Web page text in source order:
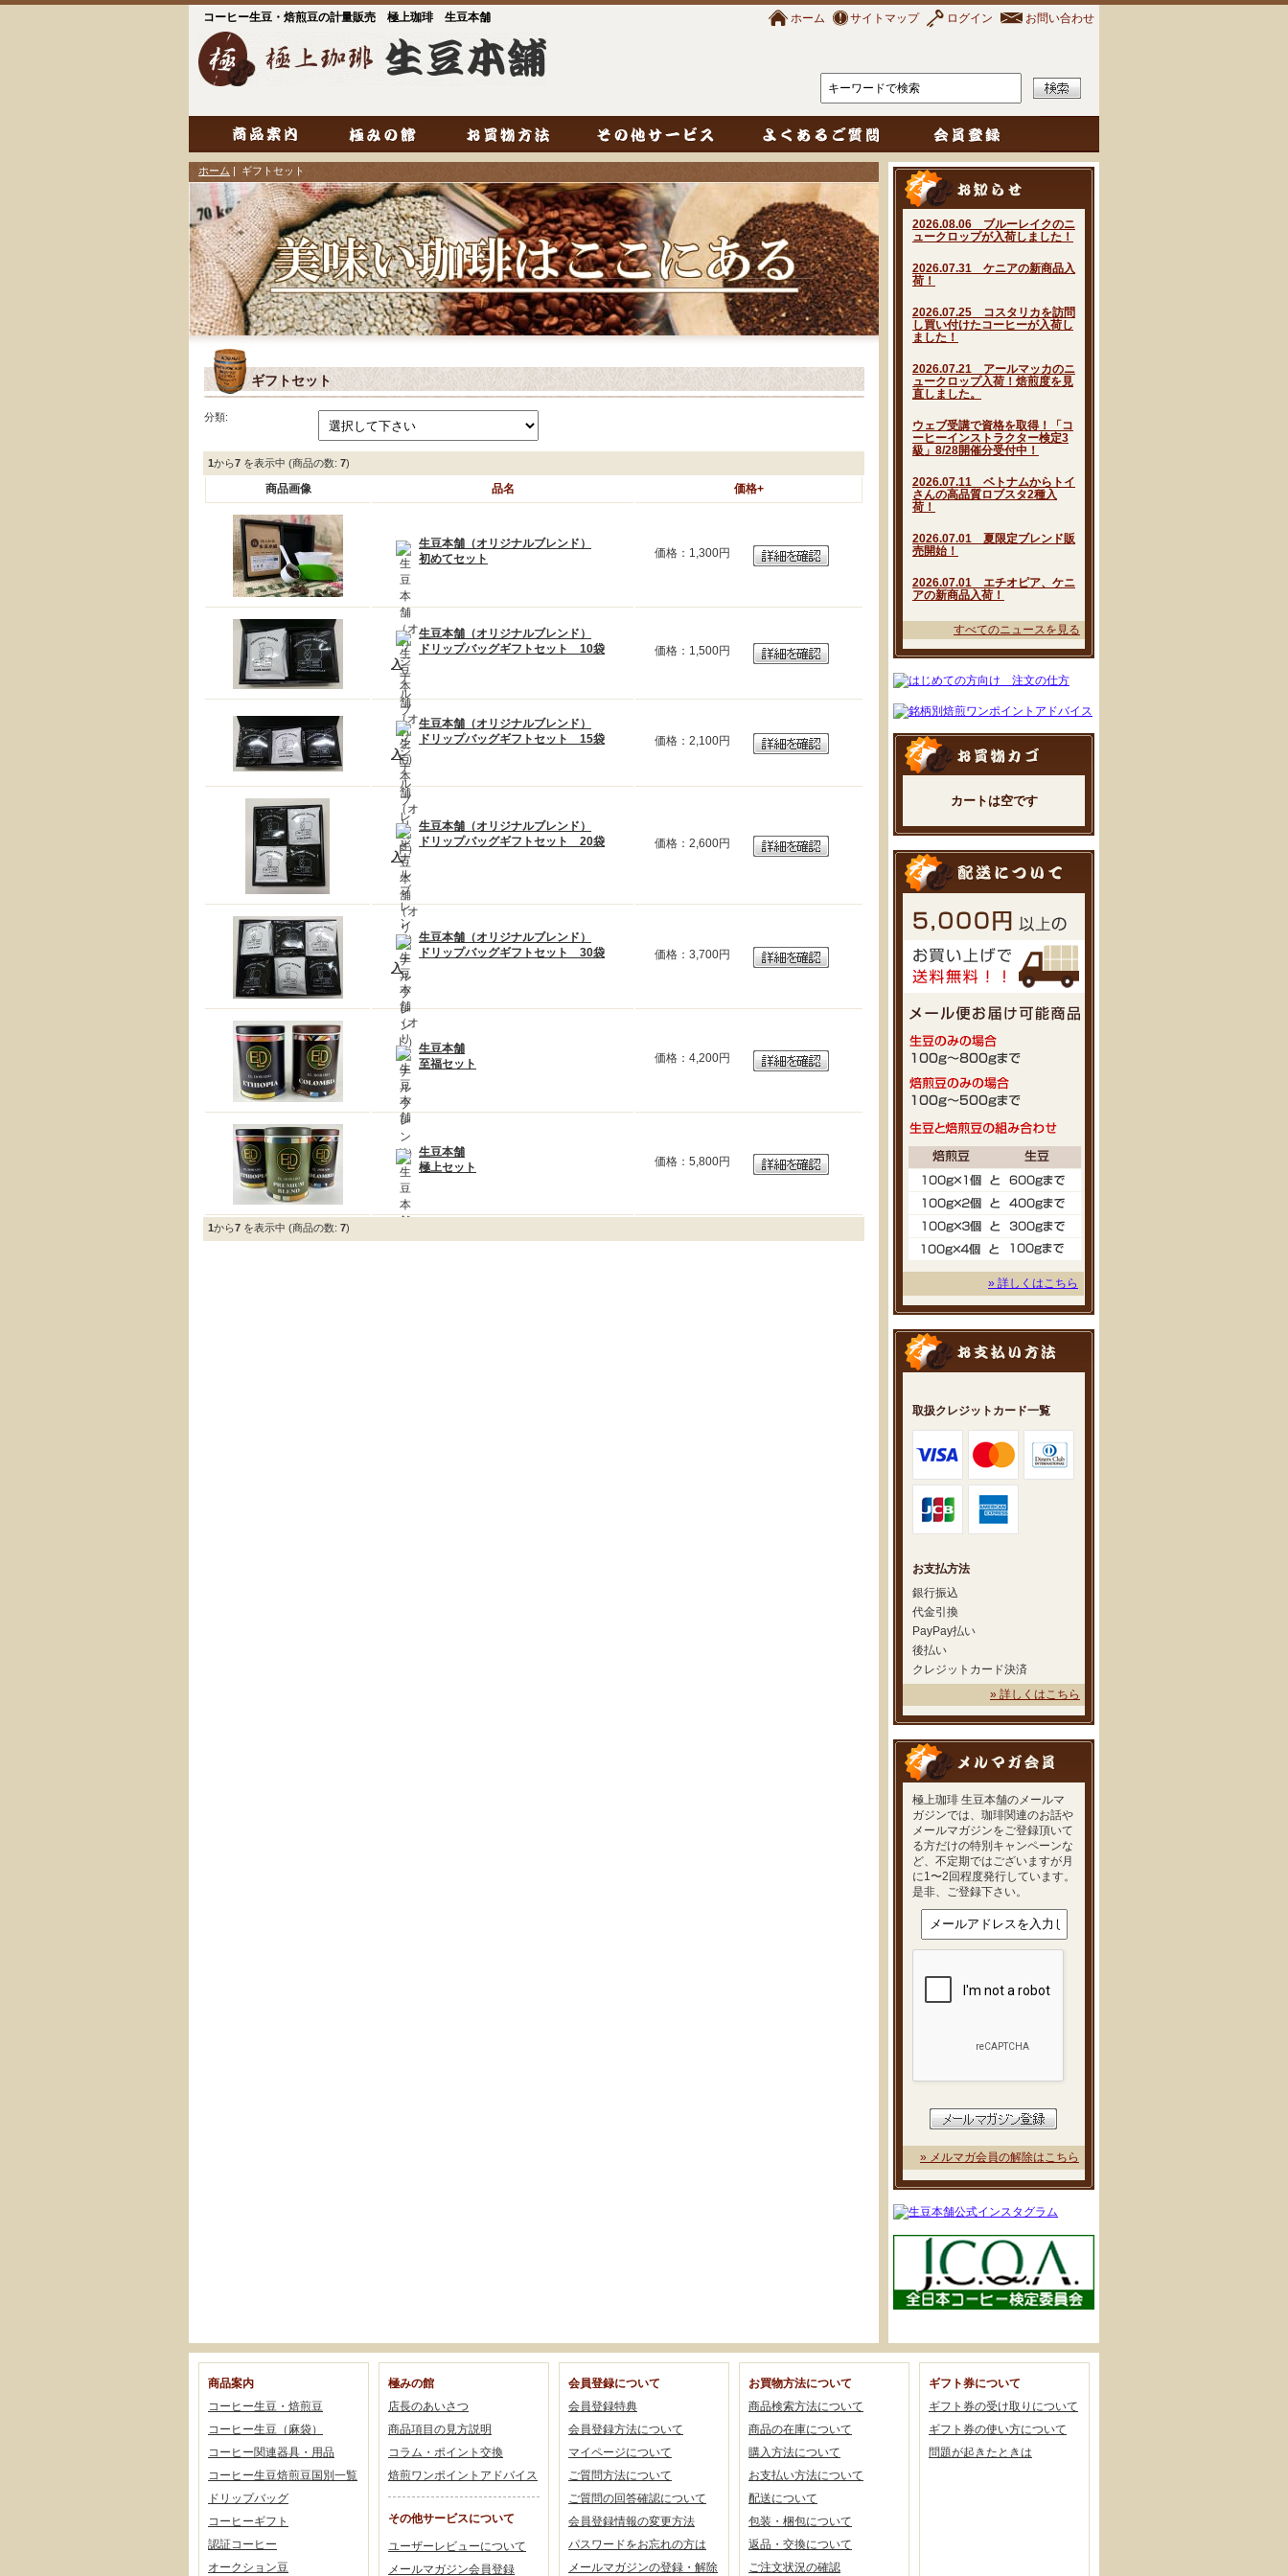
コーヒー生豆・焙煎豆の計量販売 極上珈琲 生豆本舗 ホーム サイトマップ ログイン お問い合わせ
2026.08.06 ブルーレイクのニ
ュークロップが入荷しました！
2026.07.31 ケニアの新商品入
荷！
2026.07.25 コスタリカを訪問
し買い付けたコーヒーが入荷し
ました！
2026.07.21 アールマッカのニ
ュークロップ入荷！焙煎度を見
直しました。
ウェブ受講で資格を取得！「コ
ーヒーインストラクター検定3
級」8/28開催分受付中！
2026.07.11 ベトナムからトイ
さんの高品質ロブスタ2種入
荷！
2026.07.01 夏限定ブレンド販
売開始！
2026.07.01 エチオピア、ケニ
アの新商品入荷！
すべてのニュースを見る
カートは空です
» 詳しくはこちら
取扱クレジットカード一覧
お支払方法
銀行振込
代金引換
PayPay払い
後払い
クレジットカード決済
» 詳しくはこちら
極上珈琲 生豆本舗のメールマ
ガジンでは、珈琲関連のお話や
メールマガジンをご登録頂いて
る方だけの特別キャンペーンな
ど、不定期ではございますが月
に1〜2回程度発行しています。
是非、ご登録下さい。
» メルマガ会員の解除はこちら
ホーム | ギフトセット
ギフトセット
分類:
1から7 を表示中 (商品の数:7)
商品画像 品名 価格+
生豆本舗（オリジナルブレンド）
初めてセット
価格： 1,300円
生豆本舗（オリジナルブレンド）
ドリップバッグギフトセット 10袋
入
価格： 1,500円
生豆本舗（オリジナルブレンド）
ドリップバッグギフトセット 15袋
入
価格： 2,100円
生豆本舗（オリジナルブレンド）
ドリップバッグギフトセット 20袋
入
価格： 2,600円
生豆本舗（オリジナルブレンド）
ドリップバッグギフトセット 30袋
入
価格： 3,700円
生豆本舗
至福セット
価格： 4,200円
生豆本舗
極上セット
価格： 5,800円
1から7 を表示中 (商品の数:7)
商品案内
コーヒー生豆・焙煎豆
コーヒー生豆（麻袋）
コーヒー関連器具・用品
コーヒー生豆焙煎豆国別一覧
ドリップバッグ
コーヒーギフト
認証コーヒー
オークション豆
極みの館
店長のあいさつ
商品項目の見方説明
コラム・ポイント交換
焙煎ワンポイントアドバイス
その他サービスについて
ユーザーレビューについて
メールマガジン会員登録
会員登録について
会員登録特典
会員登録方法について
マイページについて
ご質問方法について
ご質問の回答確認について
会員登録情報の変更方法
パスワードをお忘れの方は
メールマガジンの登録・解除
お買物方法について
商品検索方法について
商品の在庫について
購入方法について
お支払い方法について
配送について
包装・梱包について
返品・交換について
ご注文状況の確認
ギフト券について
ギフト券の受け取りについて
ギフト券の使い方について
問題が起きたときは